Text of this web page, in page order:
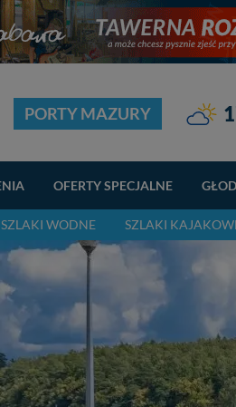
PORTY MAZURY
OFERTY SPECJALNE
SZLAKI WODNE SZLAKI